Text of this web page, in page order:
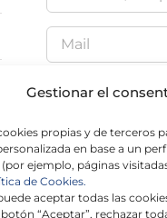
Gestionar el
propias y de terceros
en base a un
ejemplo, páginas
de Cookies.
aceptar todas las
“Aceptar”, rechazar
He leído y acepto